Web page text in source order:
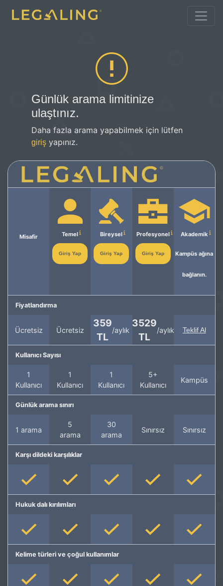
Günlük arama limitinize
ulaştınız.
Daha fazla arama yapabilmek için lütfen
giriş yapınız.
Misafir Temel
Giriş Yap
Bireysel
Giriş Yap
Profesyonel
Giriş Yap
Akademik
Kampüs ağına
bağlanın.
Fiyatlandırma
Ücretsiz Ücretsiz
359
TL
/aylık
3529
TL
/aylık Teklif Al
Kullanıcı Sayısı
1
Kullanıcı
1
Kullanıcı
1
Kullanıcı
5+
Kullanıcı
Kampüs
Günlük arama sınırı
1 arama
5
arama
30
arama
Sınırsız Sınırsız
Karşı dildeki karşılıklar
Hukuk dalı kırılımları
Kelime türleri ve çoğul kullanımlar